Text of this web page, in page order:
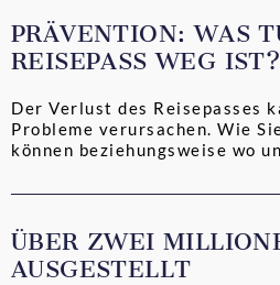
PRÄVENTION: WAS
REISEPASS WEG IST?
Der Verlust des Reisepasses
Probleme verursachen. Wie
können beziehungsweise wo
ÜBER ZWEI
AUSGESTELLT